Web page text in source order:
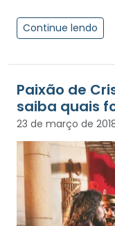
Continue lendo
Paixão de
saiba quais
23 de março de